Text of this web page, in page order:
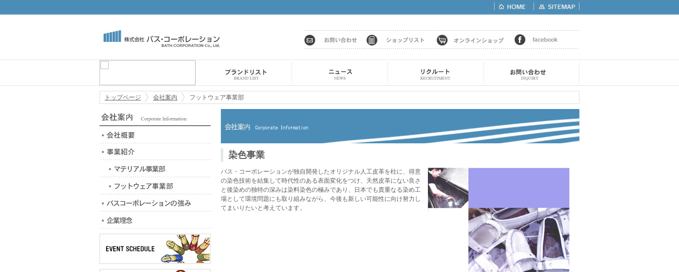
トップページ 会社案内 フットウェア事業部
染色事業
バス・コーポレーションが独自開発したオリジナル人工皮革を柱に、得意
の染色技術を結集して時代性のある表面変化をつけ、天然皮革にない良さ
と後染めの独特の深みは染料染色の極みであり、日本でも貴重なる染め工
場として環境問題にも取り組みながら、今後も新しい可能性に向け努力し
てまいりたいと考えています。